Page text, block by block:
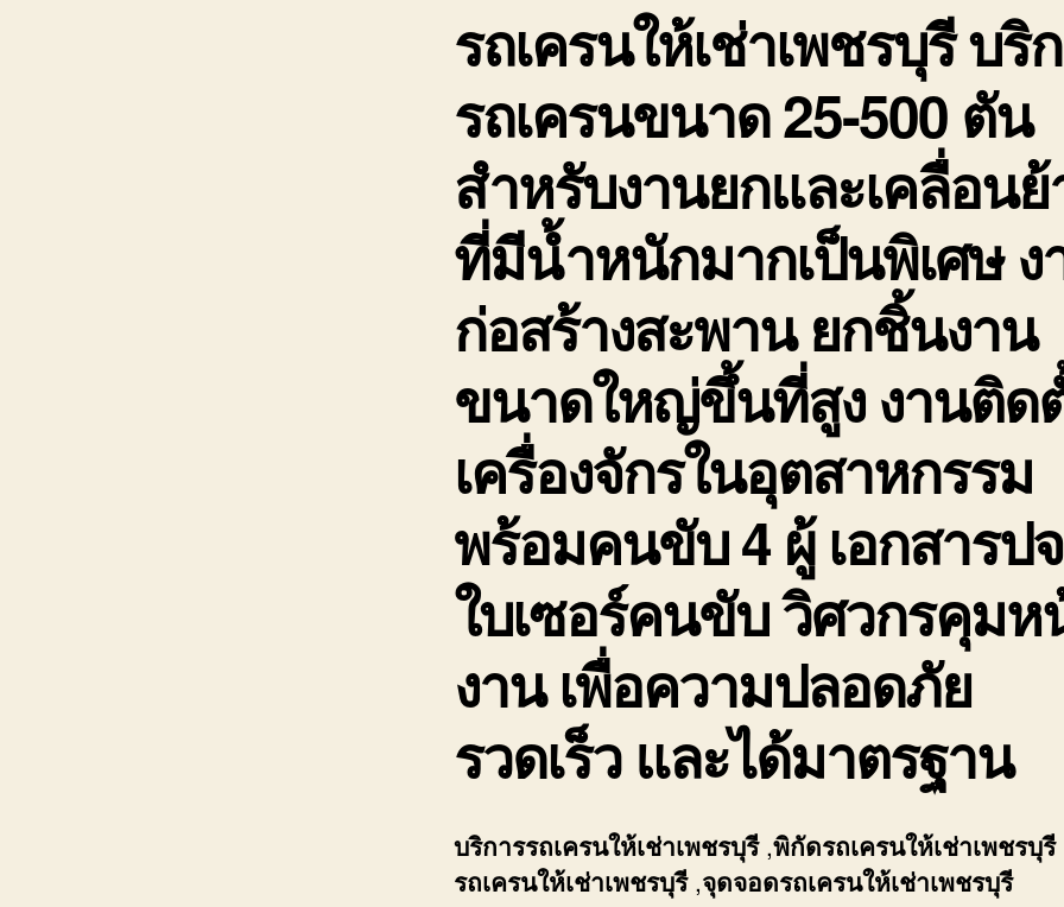
รถเครนให้เช่าเพชรบุรี บริ
รถเครนขนาด 25-500 ตัน
สำหรับงานยกและเคลื่อนย้
ที่มีน้ำหนักมากเป็นพิเศษ ง
ก่อสร้างสะพาน ยกชิ้นงาน
ขนาดใหญ่ขึ้นที่สูง งานติด
เครื่องจักรในอุตสาหกรรม
พร้อมคนขับ 4 ผู้ เอกสารป
ใบเซอร์คนขับ วิศวกรคุมห
งาน เพื่อความปลอดภัย
รวดเร็ว และได้มาตรฐาน
บริการรถเครนให้เช่าเพชรบุรี,พิกัดรถเครนให้เช่าเพชรบุรี
รถเครนให้เช่าเพชรบุรี,จุดจอดรถเครนให้เช่าเพชรบุรี